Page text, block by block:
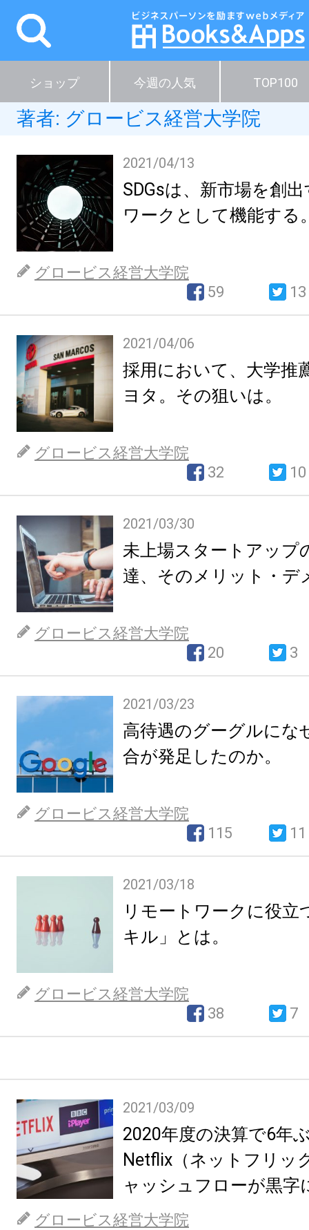
ショップ 今週の人気 TOP100
著者: グロービス経営大学院
2021/04/13
SDGsは、新市場を創
ワークとして機能する
グロービス経営大学院
59
13
2021/04/06
採用において、大学推
ヨタ。その狙いは。
グロービス経営大学院
32
10
2021/03/30
未上場スタートアップ
達、そのメリット・デ
グロービス経営大学院
20
3
2021/03/23
高待遇のグーグルにな
合が発足したのか。
グロービス経営大学院
115
11
2021/03/18
リモートワークに役立
キル」とは。
グロービス経営大学院
38
7
2021/03/09
2020年度の決算で6年
Netflix（ネットフリッ
ャッシュフローが黒字
た？
グロービス経営大学院